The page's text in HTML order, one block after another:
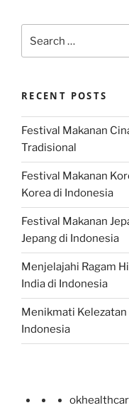
for:
RECENT POSTS
Festival Makanan
Tradisional
Festival Makanan
Korea di Indonesia
Festival Makanan
Jepang di Indonesia
Menjelajahi Ragam
India di Indonesia
Menikmati
Indonesia